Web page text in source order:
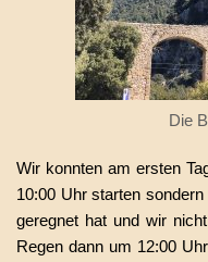
Die
Wir konnten am ersten
10:00 Uhr starten
geregnet hat und wir
Regen dann um 12:00